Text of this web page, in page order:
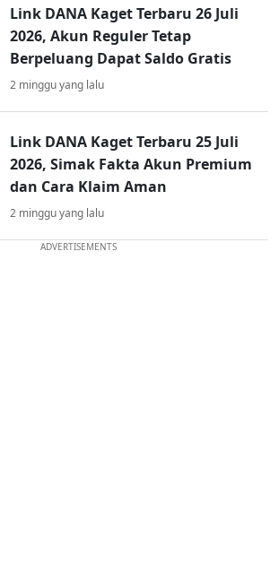
Link DANA Kaget Terbaru 26 Juli
2026, Akun Reguler Tetap
Berpeluang Dapat Saldo Gratis
2 minggu yang lalu
Link DANA Kaget Terbaru 25 Juli
2026, Simak Fakta Akun Premium
dan Cara Klaim Aman
2 minggu yang lalu
ADVERTISEMENTS